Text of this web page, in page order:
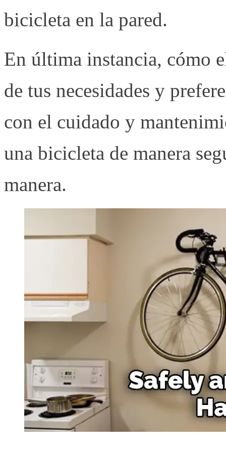
bicicleta en la pared.
En última instancia, cómo
de tus necesidades y
con el cuidado y
una bicicleta de manera
manera.